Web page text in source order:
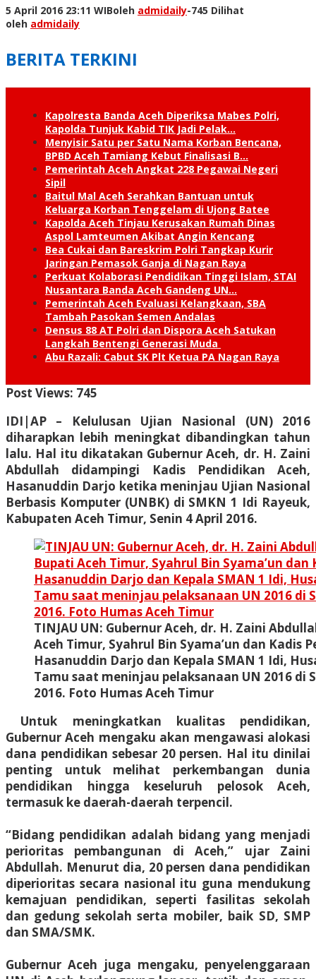
5 April 2016 23:11 WIBoleh admidaily-745 Dilihat
oleh admidaily
BERITA TERKINI
Kapolresta Banda Aceh Diperiksa Mabes Polri,
Kapolda Tunjuk Kabid TIK Jadi Pelak…
Menyisir Satu per Satu Nama Korban Bencana,
BPBD Aceh Tamiang Kebut Finalisasi B…
Pemerintah Aceh Angkat 228 Pegawai Negeri
Sipil
Baitul Mal Aceh Serahkan Bantuan untuk
Keluarga Korban Tenggelam di Ujong Batee
Kapolda Aceh Tinjau Kerusakan Rumah Dinas
Aspol Lamteumen Akibat Angin Kencang
Bea Cukai dan Bareskrim Polri Tangkap Kurir
Jaringan Pemasok Ganja di Nagan Raya
Perkuat Kolaborasi Pendidikan Tinggi Islam, STAI
Nusantara Banda Aceh Gandeng UN…
Pemerintah Aceh Evaluasi Kelangkaan, SBA
Tambah Pasokan Semen Andalas
Densus 88 AT Polri dan Dispora Aceh Satukan
Langkah Bentengi Generasi Muda
Abu Razali: Cabut SK Plt Ketua PA Nagan Raya
Post Views: 745
IDI|AP – Kelulusan Ujian Nasional (UN) 2016
diharapkan lebih meningkat dibandingkan tahun
lalu. Hal itu dikatakan Gubernur Aceh, dr. H. Zaini
Abdullah didampingi Kadis Pendidikan Aceh,
Hasanuddin Darjo ketika meninjau Ujian Nasional
Berbasis Komputer (UNBK) di SMKN 1 Idi Rayeuk,
Kabupaten Aceh Timur, Senin 4 April 2016.
TINJAU UN: Gubernur Aceh, dr. H. Zaini
Aceh Timur, Syahrul Bin Syama’un dan Kadis
Hasanuddin Darjo dan Kepala SMAN 1 Idi,
Tamu saat meninjau pelaksanaan UN 2016 di
2016. Foto Humas Aceh Timur
Untuk meningkatkan kualitas pendidikan,
Gubernur Aceh mengaku akan mengawasi alokasi
dana pendidikan sebesar 20 persen. Hal itu dinilai
penting untuk melihat perkembangan dunia
pendidikan hingga keseluruh pelosok Aceh,
termasuk ke daerah-daerah terpencil.
“Bidang pendidikan adalah bidang yang menjadi
perioritas pembangunan di Aceh,” ujar Zaini
Abdullah. Menurut dia, 20 persen dana pendidikan
diperioritas secara nasional itu guna mendukung
kemajuan pendidikan, seperti fasilitas sekolah
dan gedung sekolah serta mobiler, baik SD, SMP
dan SMA/SMK.
Gubernur Aceh juga mengaku, penyelenggaraan